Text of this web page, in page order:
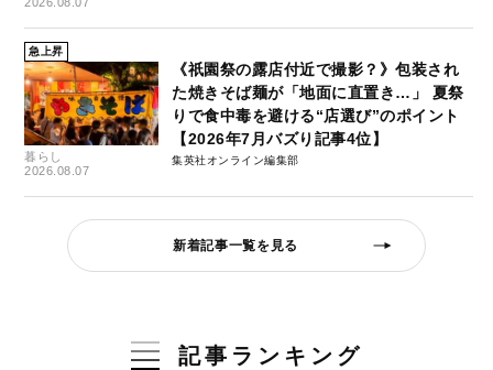
急上昇
暮らし
2026.08.07
《祇園祭の露店付近で撮影？》包装され
た焼きそば麺が「地面に直置き…」 夏祭
りで食中毒を避ける“店選び”のポイント
【2026年7月バズり記事4位】
集英社オンライン編集部
新着記事一覧を見る
記事ランキング